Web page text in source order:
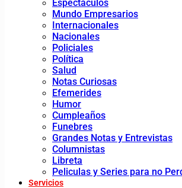
Espectáculos
Mundo Empresarios
Internacionales
Nacionales
Policiales
Política
Salud
Notas Curiosas
Efemerides
Humor
Cumpleaños
Funebres
Grandes Notas y Entrevistas
Columnistas
Libreta
Peliculas y Series para no
Servicios